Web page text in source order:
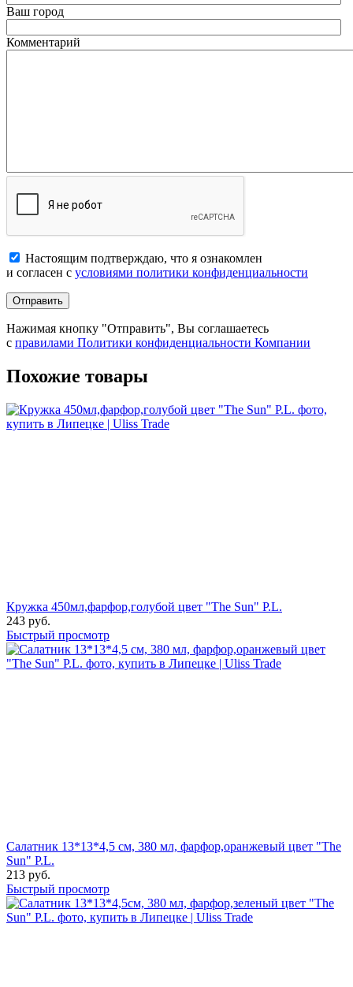
Ваш город
Комментарий
Настоящим подтверждаю, что я ознакомлен
и согласен с условиями политики конфиденциальности
Отправить
Нажимая кнопку "Отправить", Вы соглашаетесь
с правилами Политики конфиденциальности Компании
Похожие товары
Кружка 450мл,фарфор,голубой цвет "The Sun" P.L.
243 руб.
Быстрый просмотр
Салатник 13*13*4,5 см, 380 мл, фарфор,оранжевый цвет "The
Sun" P.L.
213 руб.
Быстрый просмотр